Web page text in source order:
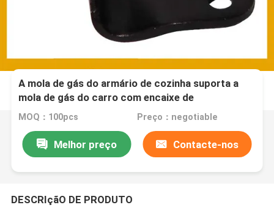
A mola de gás do armário de cozinha suporta a
mola de gás do carro com encaixe de
extremidade do olho do metal
MOQ：100pcs Preço：negotiable
Melhor preço Contacte-nos
DESCRIçãO DE PRODUTO